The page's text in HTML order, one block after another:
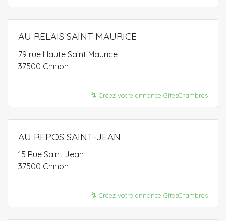
AU RELAIS SAINT MAURICE
79 rue Haute Saint Maurice
37500 Chinon
↯ Créez votre annonce GitesChambres
AU REPOS SAINT-JEAN
15 Rue Saint Jean
37500 Chinon
↯ Créez votre annonce GitesChambres